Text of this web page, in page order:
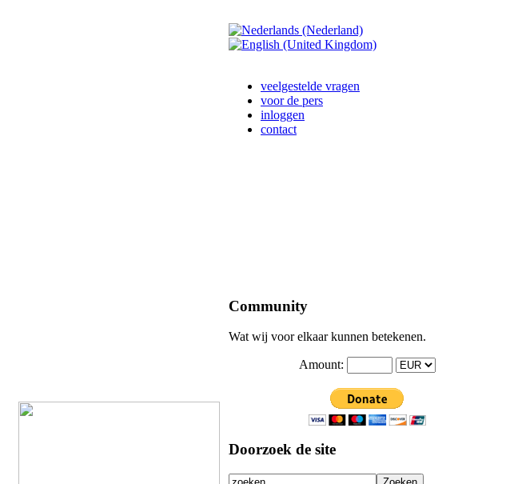
veelgestelde vragen
voor de pers
inloggen
contact
Community
Wat wij voor elkaar kunnen betekenen.
Amount:
Doorzoek de site